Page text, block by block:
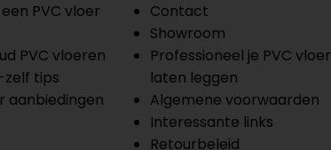
PVC vloer
PVC vloeren
tips
aanbiedingen
Contact
Showroom
Professioneel je PVC vloer
laten leggen
Algemene voorwaarden
Interessante links
Retourbeleid